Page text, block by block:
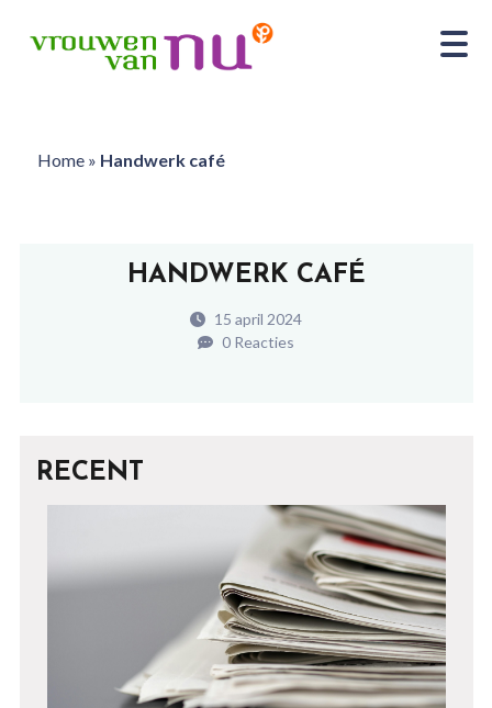
Home» Handwerk café
HANDWERK CAFÉ
15 april 2024
0 Reacties
RECENT